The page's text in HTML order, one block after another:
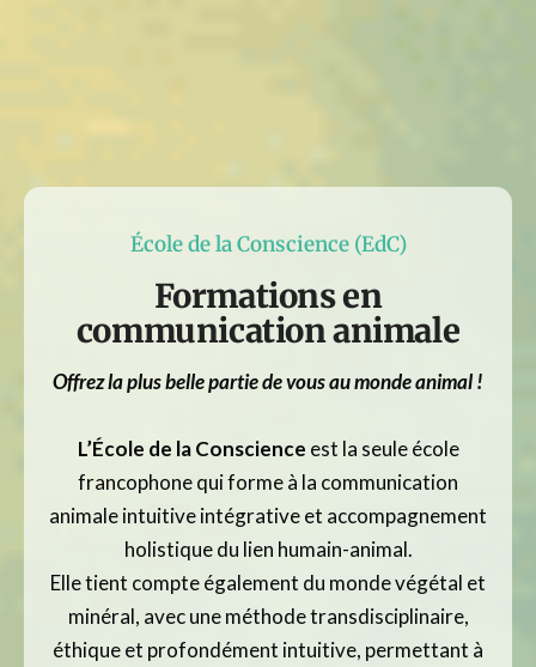
École de la Conscience (EdC)
Formations en
communication animale
Offrez la plus belle partie de vous au monde animal !
L’École de la Conscience est la seule école
francophone qui forme à la communication
animale intuitive intégrative et accompagnement
holistique du lien humain-animal.
Elle tient compte également du monde végétal et
minéral, avec une méthode transdisciplinaire,
éthique et profondément intuitive, permettant à